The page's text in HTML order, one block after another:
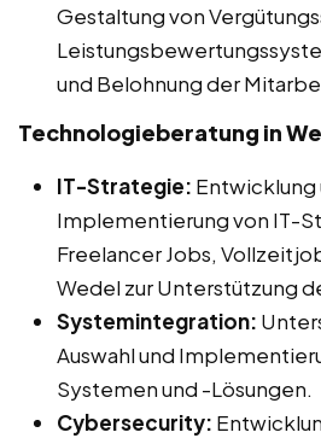
Gestaltung von
und Belohnung der
Technologieberatung in
IT-Strategie: Entwicklung
Implementierung von IT-
Freelancer Jobs,
Wedel zur Unterstützung
Systemintegration:
Auswahl und
Systemen und -Lösungen.
Cybersecurity: